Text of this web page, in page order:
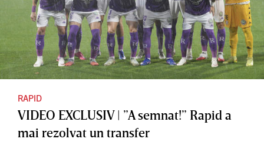
RAPID
VIDEO EXCLUSIV | ”A semnat!” Rapid a
mai rezolvat un transfer